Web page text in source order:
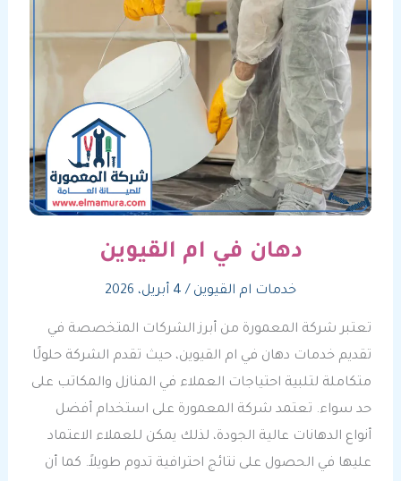
دهان في ام القيوين
خدمات ام القيوين / 4 أبريل، 2026
تعتبر شركة المعمورة من أبرز الشركات المتخصصة في
تقديم خدمات دهان في ام القيوين، حيث تقدم الشركة حلولًا
متكاملة لتلبية احتياجات العملاء في المنازل والمكاتب على
حد سواء. تعتمد شركة المعمورة على استخدام أفضل
أنواع الدهانات عالية الجودة، لذلك يمكن للعملاء الاعتماد
عليها في الحصول على نتائج احترافية تدوم طويلاً. كما أن